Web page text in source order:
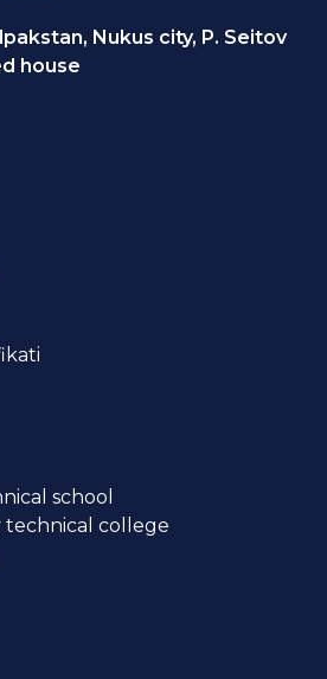
Nukus city, P. Seitov
house
school
college